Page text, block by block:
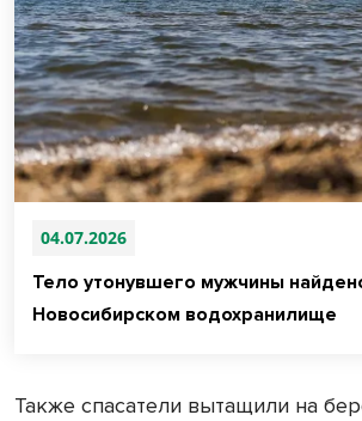
04.07.2026
Тело утонувшего мужчины
Новосибирском водохранилище
Также спасатели вытащили на